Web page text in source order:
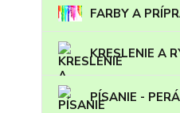
FARBY A
KRESLENIE A
PÍSANIE -